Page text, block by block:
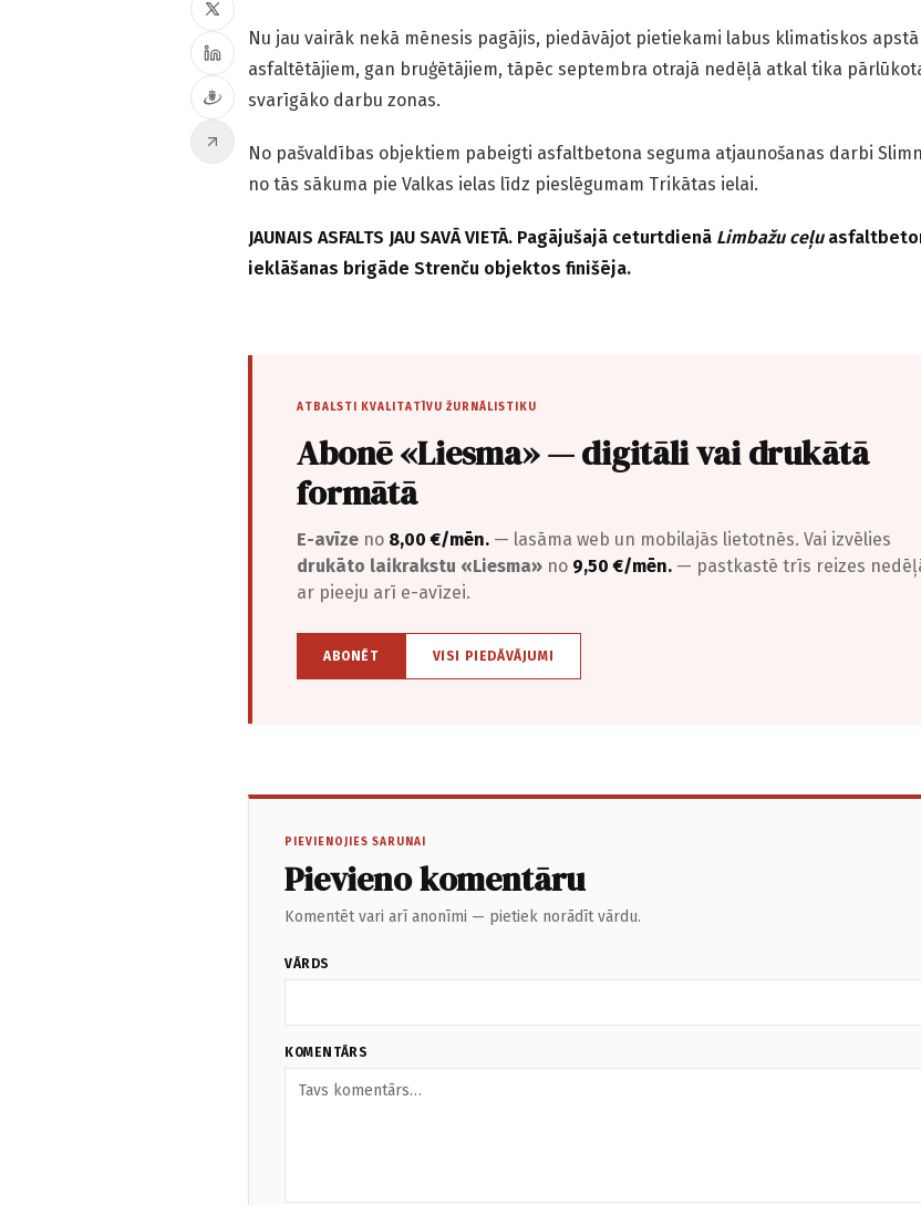
Nu jau vairāk nekā mēnesis pagājis, piedāvājot pietiekami labus klimatiskos
asfaltētājiem, gan bruģētājiem, tāpēc septembra otrajā nedēļā atkal tika
svarīgāko darbu zonas.
No pašvaldības objektiem pabeigti asfaltbetona seguma atjaunošanas darbi
no tās sākuma pie Valkas ielas līdz pieslēgumam Trikātas ielai.
JAUNAIS ASFALTS JAU SAVĀ VIETĀ. Pagājušajā ceturtdienā Limbažu ceļu
ieklāšanas brigāde Strenču objektos finišēja.
ATBALSTI KVALITATĪVU ŽURNĀLISTIKU
Abonē «Liesma» — digitāli vai drukātā
formātā
E-avīze no 8,00 €/mēn. — lasāma web un mobilajās lietotnēs. Vai izvēlies
drukāto laikrakstu «Liesma» no 9,50 €/mēn. — pastkastē trīs reizes
ar pieeju arī e-avīzei.
ABONĒT VISI PIEDĀVĀJUMI
PIEVIENOJIES SARUNAI
Pievieno komentāru
Komentēt vari arī anonīmi — pietiek norādīt vārdu.
VĀRDS
KOMENTĀRS